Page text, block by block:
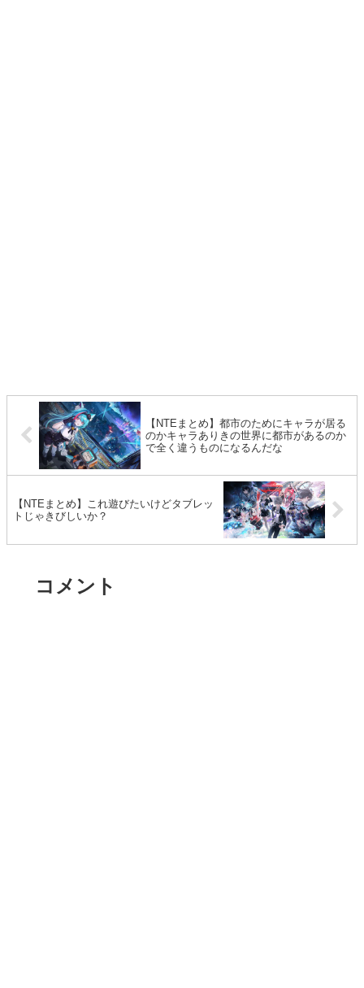
【NTEまとめ】都市のためにキャラが居る
のかキャラありきの世界に都市があるのか
で全く違うものになるんだな
【NTEまとめ】これ遊びたいけどタブレッ
トじゃきびしいか？
コメント